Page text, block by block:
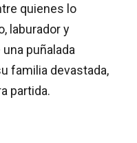
quienes lo
laburador y
puñalada
familia devastada,
partida.